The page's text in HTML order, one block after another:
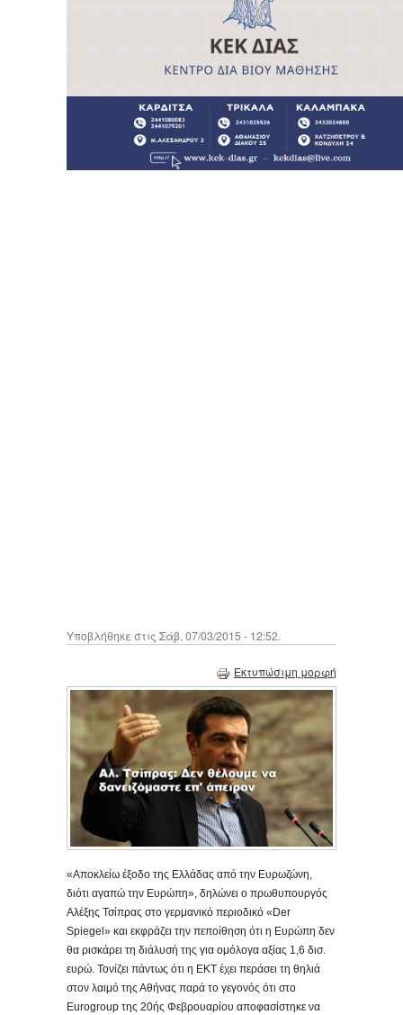
Υποβλήθηκε στις Σάβ, 07/03/2015 - 12:52.
Εκτυπώσιμη μορφή
«Αποκλείω έξοδο της Ελλάδας από την Ευρωζώνη,
διότι αγαπώ την Ευρώπη», δηλώνει ο πρωθυπουργός
Αλέξης Τσίπρας στο γερμανικό περιοδικό «Der
Spiegel» και εκφράζει την πεποίθηση ότι η Ευρώπη δεν
θα ρισκάρει τη διάλυσή της για ομόλογα αξίας 1,6 δισ.
ευρώ. Τονίζει πάντως ότι η ΕΚΤ έχει περάσει τη θηλιά
στον λαιμό της Αθήνας παρά το γεγονός ότι στο
Eurogroup της 20ής Φεβρουαρίου αποφασίστηκε να